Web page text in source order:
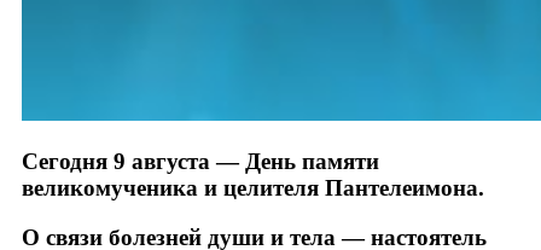
Сегодня 9 августа — День памяти
великомученика и целителя Пантелеимона.
О связи болезней души и тела — настоятель